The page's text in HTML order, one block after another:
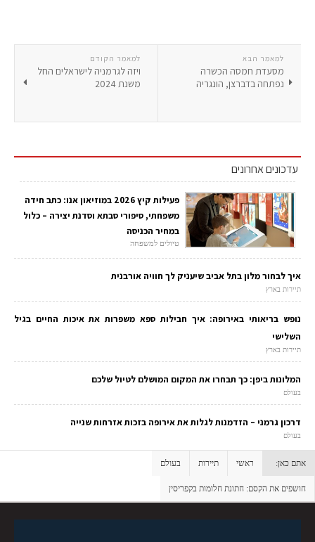
למאמר הקודם
ויזה לגרמניה לישראלים החל
משנת 2024
למאמר הבא
מסעדת חמסה הכשרה
נפתחה בדברצן, הונגריה
עדכונים אחרונים
פעילות קיץ 2026 במוזיאון אנו: כתב חידה
משפחתי, סיפורי סבתא וסדנת יצירה – כלול
במחיר הכניסה
טיולים למשפחה
איך לבחור מלון בתל אביב שיעניק לך חוויה אורבנית
תיירות בארץ
נופש בריאותי באירופה: איך חבילות ספא משפרות את איכות החיים בגיל
השלישי
תיירות בארץ
המלונות ביפן: כך תבחרו את המקום המושלם לטיול שלכם
בעולם
דרכון גרמני – הזדמנות לגלות את אירופה בזכות אזרחות שנייה
בעולם
אתם כאן: ראשי תיירות בעולם
חושפים את הקסם: חתונת חלומות בקפריסין